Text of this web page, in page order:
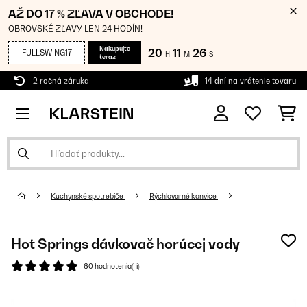
AŽ DO 17 % ZĽAVA V OBCHODE!
OBROVSKÉ ZĽAVY LEN 24 HODÍN!
FULLSWING17
Nakupujte
teraz
20 H 11 M 25 S
2 ročná záruka 14 dní na vrátenie tovaru
Kuchynské spotrebiče Rýchlovarné kanvice
Hot Springs dávkovač horúcej vody
60 hodnotenia(-í)